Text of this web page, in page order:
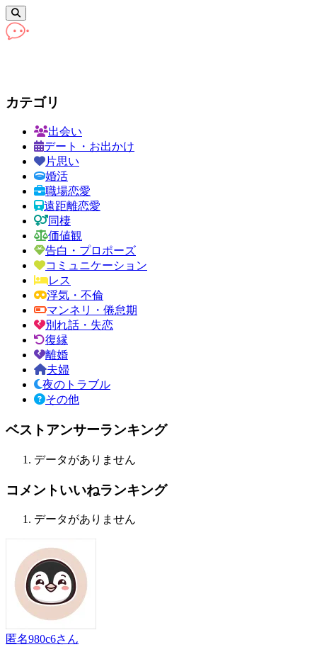
カテゴリ
出会い
デート・お出かけ
片思い
婚活
職場恋愛
遠距離恋愛
同棲
価値観
告白・プロポーズ
コミュニケーション
レス
浮気・不倫
マンネリ・倦怠期
別れ話・失恋
復縁
離婚
夫婦
夜のトラブル
その他
ベストアンサーランキング
データがありません
コメントいいねランキング
データがありません
匿名980c6さん